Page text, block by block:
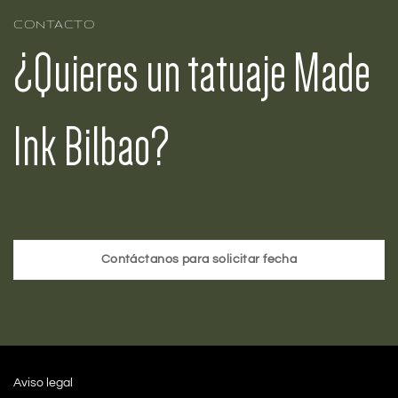
CONTACTO
¿Quieres un tatuaje Made
Ink Bilbao?
Contáctanos para solicitar fecha
Aviso legal